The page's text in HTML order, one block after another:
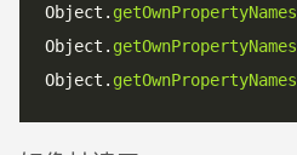
Object. getOwnPropertyNames
Object. getOwnPropertyNames
Object. getOwnPropertyNames